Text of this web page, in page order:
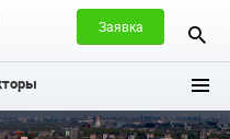
Заявка